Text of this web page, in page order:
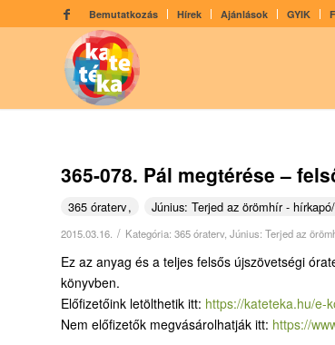
Bemutatkozás Hírek Ajánlások GYIK
365-078. Pál megtérése –
365 óraterv Június: Terjed az örömhír -
2015.03.16. / Kategória: 365 óraterv, Június: Terjed az
Ez az anyag és a teljes felsős újszövetségi
könyvben.
Előfizetőink letölthetik itt: https://kateteka.hu/e-
Nem előfizetők megvásárolhatják itt: https://